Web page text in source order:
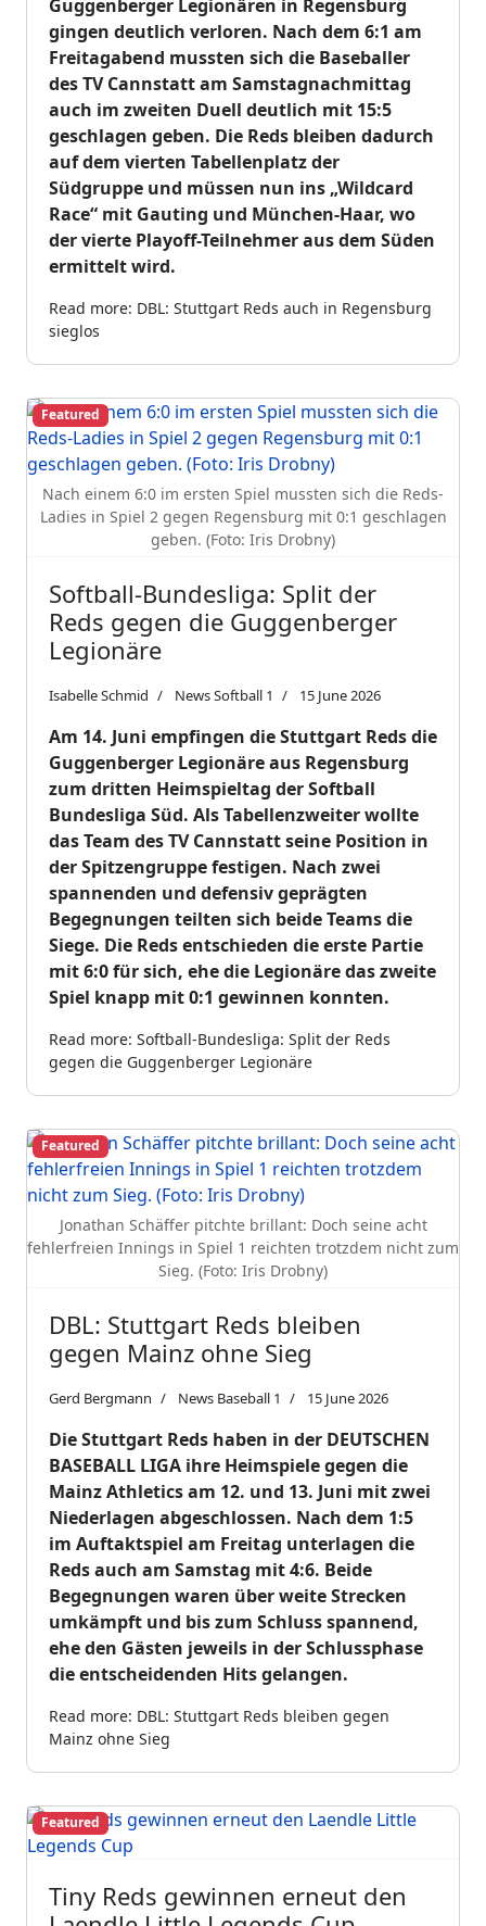
Guggenberger Legionären in Regensburg
gingen deutlich verloren. Nach dem 6:1 am
Freitagabend mussten sich die Baseballer
des TV Cannstatt am Samstagnachmittag
auch im zweiten Duell deutlich mit 15:5
geschlagen geben. Die Reds bleiben dadurch
auf dem vierten Tabellenplatz der
Südgruppe und müssen nun ins „Wildcard
Race“ mit Gauting und München-Haar, wo
der vierte Playoff-Teilnehmer aus dem Süden
ermittelt wird.
Read more: DBL: Stuttgart Reds auch in Regensburg
sieglos
Nach einem 6:0 im ersten Spiel mussten sich die Reds-
Ladies in Spiel 2 gegen Regensburg mit 0:1 geschlagen
geben. (Foto: Iris Drobny)
Featured
Softball-Bundesliga: Split der
Reds gegen die Guggenberger
Legionäre
Isabelle Schmid News Softball 1 15 June 2026
Am 14. Juni empfingen die Stuttgart Reds die
Guggenberger Legionäre aus Regensburg
zum dritten Heimspieltag der Softball
Bundesliga Süd. Als Tabellenzweiter wollte
das Team des TV Cannstatt seine Position in
der Spitzengruppe festigen. Nach zwei
spannenden und defensiv geprägten
Begegnungen teilten sich beide Teams die
Siege. Die Reds entschieden die erste Partie
mit 6:0 für sich, ehe die Legionäre das zweite
Spiel knapp mit 0:1 gewinnen konnten.
Read more: Softball-Bundesliga: Split der Reds
gegen die Guggenberger Legionäre
Jonathan Schäffer pitchte brillant: Doch seine acht
fehlerfreien Innings in Spiel 1 reichten trotzdem nicht zum
Sieg. (Foto: Iris Drobny)
Featured
DBL: Stuttgart Reds bleiben
gegen Mainz ohne Sieg
Gerd Bergmann News Baseball 1 15 June 2026
Die Stuttgart Reds haben in der DEUTSCHEN
BASEBALL LIGA ihre Heimspiele gegen die
Mainz Athletics am 12. und 13. Juni mit zwei
Niederlagen abgeschlossen. Nach dem 1:5
im Auftaktspiel am Freitag unterlagen die
Reds auch am Samstag mit 4:6. Beide
Begegnungen waren über weite Strecken
umkämpft und bis zum Schluss spannend,
ehe den Gästen jeweils in der Schlussphase
die entscheidenden Hits gelangen.
Read more: DBL: Stuttgart Reds bleiben gegen
Mainz ohne Sieg
Featured
Tiny Reds gewinnen erneut den